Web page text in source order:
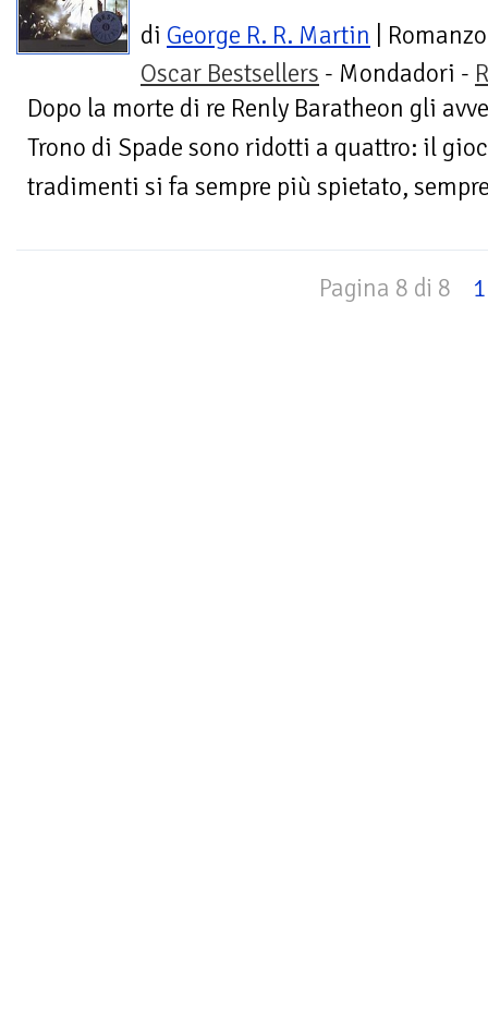
di George R. R. Martin | Romanzo
Oscar Bestsellers - Mondadori -
Dopo la morte di re Renly Baratheon gli
Trono di Spade sono ridotti a quattro: il
tradimenti si fa sempre più spietato,
Pagina 8 di 8 1